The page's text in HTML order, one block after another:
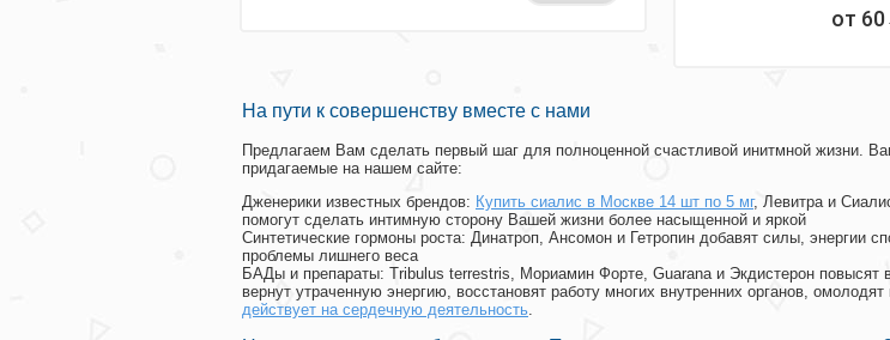
от 60
На пути к совершенству вместе с нами
Предлагаем Вам сделать первый шаг для полноценной счастливой инитмной жизни.
придагаемые на нашем сайте:
Дженерики известных брендов: Купить сиалис в Москве 14 шт по 5 мг, Левитра и
помогут сделать интимную сторону Вашей жизни более насыщенной и яркой
Синтетические гормоны роста: Динатроп, Ансомон и Гетропин добавят силы, энергии
проблемы лишнего веса
БАДы и препараты: Tribulus terrestris, Мориамин Форте, Guarana и Экдистерон повысят
вернут утраченную энергию, восстановят работу многих внутренних органов, омолодят
действует на сердечную деятельность.